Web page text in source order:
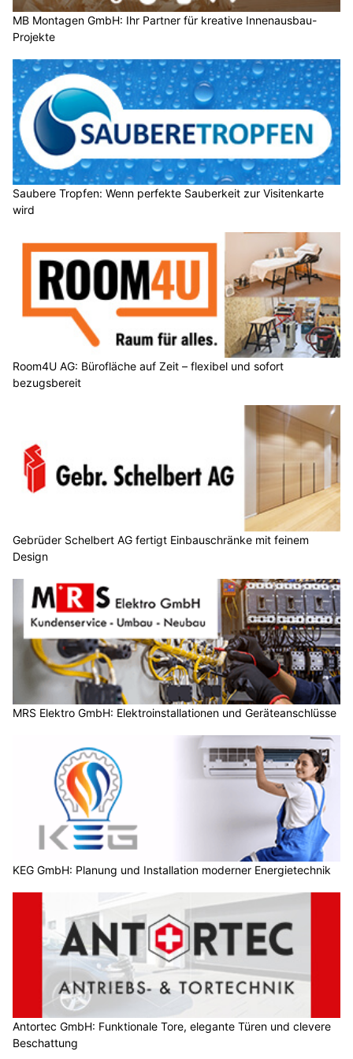
MB Montagen GmbH: Ihr Partner für kreative Innenausbau-
Projekte
Saubere Tropfen: Wenn perfekte Sauberkeit zur Visitenkarte
wird
Room4U AG: Bürofläche auf Zeit – flexibel und sofort
bezugsbereit
Gebrüder Schelbert AG fertigt Einbauschränke mit feinem
Design
MRS Elektro GmbH: Elektroinstallationen und Geräteanschlüsse
KEG GmbH: Planung und Installation moderner Energietechnik
Antortec GmbH: Funktionale Tore, elegante Türen und clevere
Beschattung